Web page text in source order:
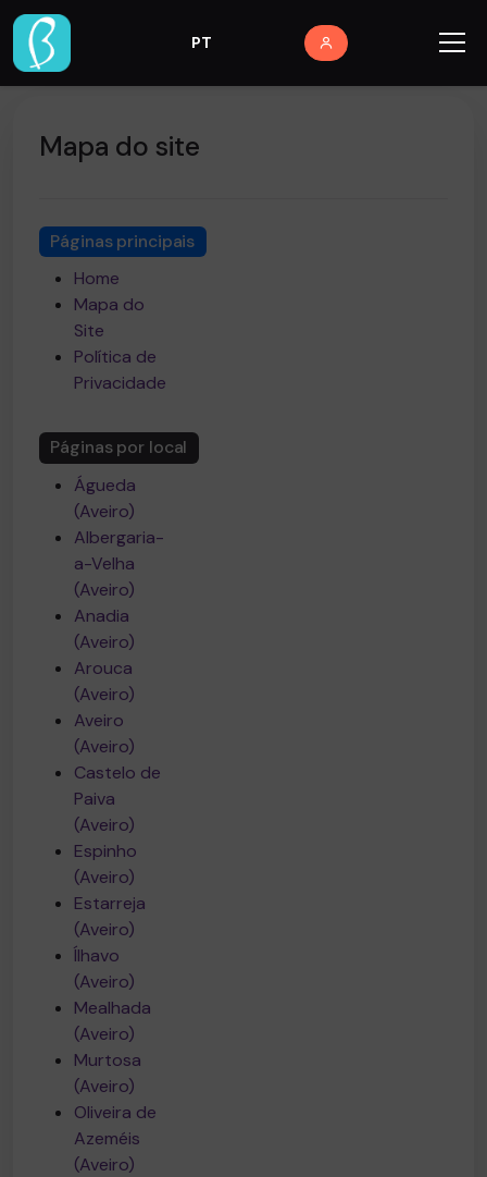
PT
Mapa do site
Páginas principais
Home
Mapa do
Site
Política de
Privacidade
Páginas por local
Águeda
(Aveiro)
Albergaria-
a-Velha
(Aveiro)
Anadia
(Aveiro)
Arouca
(Aveiro)
Aveiro
(Aveiro)
Castelo de
Paiva
(Aveiro)
Espinho
(Aveiro)
Estarreja
(Aveiro)
Ílhavo
(Aveiro)
Mealhada
(Aveiro)
Murtosa
(Aveiro)
Oliveira de
Azeméis
(Aveiro)